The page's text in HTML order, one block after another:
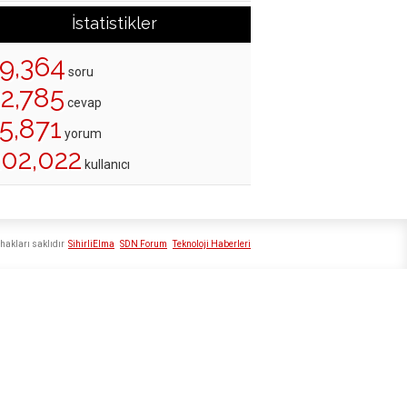
İstatistikler
soru
cevap
yorum
kullanıcı
SihirliElma SDN Forum Teknoloji Haberleri
saklıdır